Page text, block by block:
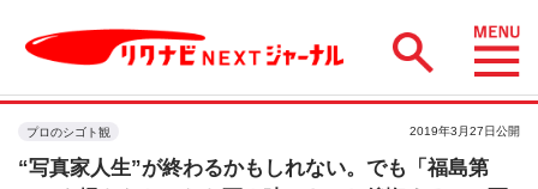
プロのシゴト観 2019年3月27日公開
“写真家人生”が終わるかもしれない。でも「福島第